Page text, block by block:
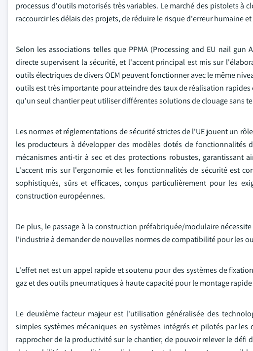
processus d'outils motorisés très variables. Le marché des pistolets à
raccourcir les délais des projets, de réduire le risque d'erreur humaine
Selon les associations telles que PPMA (Processing and EU nail
directe supervisent la sécurité, et l'accent principal est mis sur
outils électriques de divers OEM peuvent fonctionner avec le même
outils est très importante pour atteindre des taux de réalisation
qu'un seul chantier peut utiliser différentes solutions de clouage sans
Les normes et réglementations de sécurité strictes de l'UE jouent un
les producteurs à développer des modèles dotés de fonctionnalités
mécanismes anti-tir à sec et des protections robustes,
L'accent mis sur l'ergonomie et les fonctionnalités de sécurité est
sophistiqués, sûrs et efficaces, conçus particulièrement pour les
construction européennes.
De plus, le passage à la construction préfabriquée/modulaire
l'industrie à demander de nouvelles normes de compatibilité pour les
L'effet net est un appel rapide et soutenu pour des systèmes de
gaz et des outils pneumatiques à haute capacité pour le montage
Le deuxième facteur majeur est l'utilisation généralisée des
simples systèmes mécaniques en systèmes intégrés et pilotés par
rapprocher de la productivité sur le chantier, de pouvoir relever le